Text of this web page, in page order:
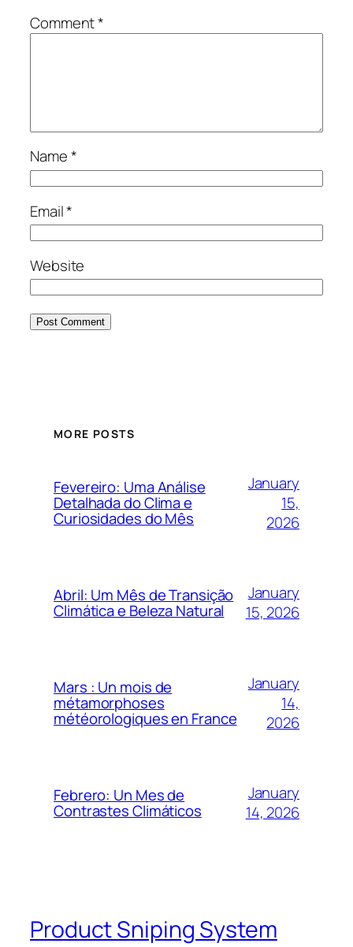
Comment*
Name*
Email*
Website
MORE POSTS
Fevereiro: Uma Análise
Detalhada do Clima e
Curiosidades do Mês
January
15,
2026
Abril: Um Mês de Transição
Climática e Beleza Natural
January
15, 2026
Mars : Un mois de
métamorphoses
météorologiques en France
January
14,
2026
Febrero: Un Mes de
Contrastes Climáticos
January
14, 2026
Product Sniping System